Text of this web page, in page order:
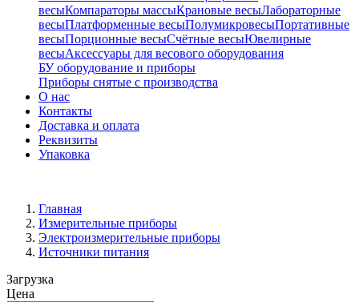
весыКомпараторы массыКрановые весыЛабораторные
весыПлатформенные весыПолумикровесыПортативные
весыПорционные весыСчётные весыЮвелирные
весыАксессуары для весового оборудования
БУ оборудование и приборы
Приборы снятые с производства
О нас
Контакты
Доставка и оплата
Реквизиты
Упаковка
Главная
Измерительные приборы
Электроизмерительные приборы
Источники питания
Загрузка
Цена